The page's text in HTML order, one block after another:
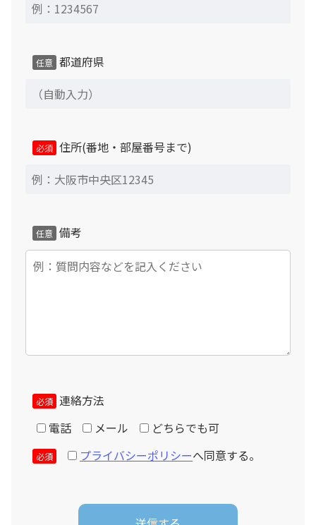
きなくなりますので、設置完了後すみやかにご確認お願い
当社による下見を希望されず、納品当日に予定場所が設置
不可である事が判明した場合、引取引取運賃や出張費等の
納品日より3日前以降にキャンセルご希望の場合、総額の
10%と転用できない部材代金相当額のキャンセル料金が
発生致します。
当社と運送組立工事を請け負う業者のみ使用させて頂きま
られた場合を除き、第三者へ提供することはありません。
任意 都道府県
必須 住所(番地・部屋番号まで)
任意 備考
必須 連絡方法
電話
メール どちらでも可
必須 プライバシーポリシーへ同意する。